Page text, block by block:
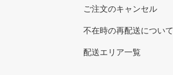
ご注文のキャンセル
不在時の再配送について
配送エリア一覧